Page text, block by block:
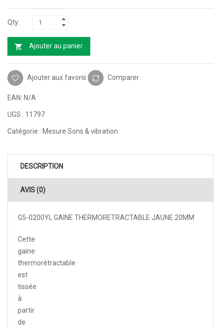
Ajouter au panier
Ajouter aux favoris Comparer
EAN: N/A
UGS : 11797
Catégorie : Mesure Sons & vibration
DESCRIPTION
AVIS (0)
G5-0200YL GAINE THERMORETRACTABLE JAUNE 20MM
Cette
gaine
thermorétractable
est
tissée
à
partir
de